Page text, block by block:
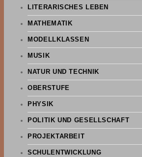
LITERARISCHES LEBEN
MATHEMATIK
MODELLKLASSEN
MUSIK
NATUR UND TECHNIK
OBERSTUFE
PHYSIK
POLITIK UND GESELLSCHAFT
PROJEKTARBEIT
SCHULENTWICKLUNG